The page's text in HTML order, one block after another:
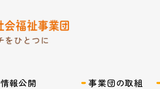
情報公開 事業団の取組